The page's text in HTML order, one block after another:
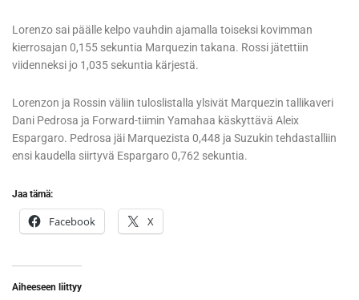
Lorenzo sai päälle kelpo vauhdin ajamalla toiseksi kovimman
kierrosajan 0,155 sekuntia Marquezin takana. Rossi jätettiin
viidenneksi jo 1,035 sekuntia kärjestä.
Lorenzon ja Rossin väliin tuloslistalla ylsivät Marquezin tallikaveri
Dani Pedrosa ja Forward-tiimin Yamahaa käskyttävä Aleix
Espargaro. Pedrosa jäi Marquezista 0,448 ja Suzukin tehdastalliin
ensi kaudella siirtyvä Espargaro 0,762 sekuntia.
Jaa tämä:
Facebook X
Aiheeseen liittyy